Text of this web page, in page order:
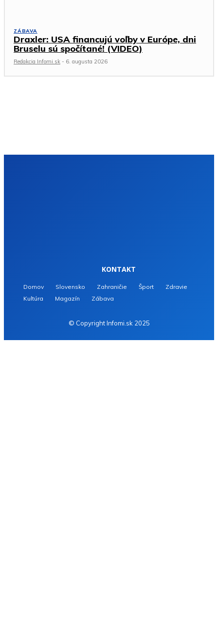
ZÁBAVA
Draxler: USA financujú voľby v Európe, dni
Bruselu sú spočítané! (VIDEO)
Redakcia Infomi.sk - 6. augusta 2026
KONTAKT
Domov Slovensko Zahraničie Šport
Zdravie
Kultúra
Magazín Zábava
© Copyright Infomi.sk 2025